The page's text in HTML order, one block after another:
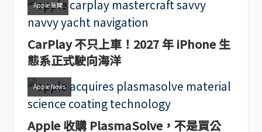
Apple 新聞
CarPlay 不只上車！2027 年 iPhone 生
態系正式駛向海洋
Apple News
Apple 收購 PlasmaSolve，不是買公